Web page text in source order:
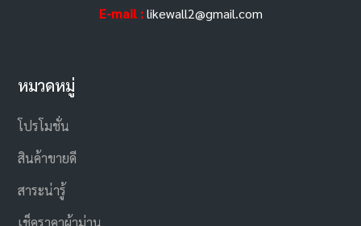
E-mail : likewall2@gmail.com
หมวดหมู่
โปรโมชั่น
สินค้าขายดี
สาระน่ารู้
เช็คราคาผ้าม่าน